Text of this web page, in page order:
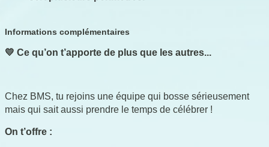
Informations complémentaires
💛 Ce qu’on t’apporte de plus que les autres...
Chez BMS, tu rejoins une équipe qui bosse sérieusement
mais qui sait aussi prendre le temps de célébrer !
On t’offre :